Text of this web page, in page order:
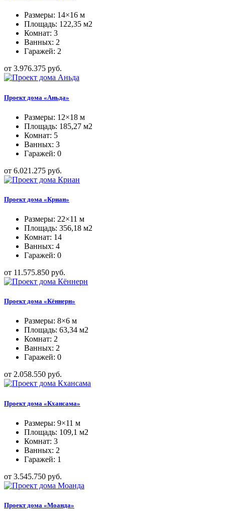
Размеры: 14×16 м
Площадь: 122,35 м2
Комнат: 3
Ванных: 2
Гаражей: 2
от 3.976.375 руб.
Проект дома «Аньда»
Размеры: 12×18 м
Площадь: 185,27 м2
Комнат: 5
Ванных: 3
Гаражей: 0
от 6.021.275 руб.
Проект дома «Криан»
Размеры: 22×11 м
Площадь: 356,18 м2
Комнат: 14
Ванных: 4
Гаражей: 0
от 11.575.850 руб.
Проект дома «Кённерн»
Размеры: 8×6 м
Площадь: 63,34 м2
Комнат: 2
Ванных: 2
Гаражей: 0
от 2.058.550 руб.
Проект дома «Кхансама»
Размеры: 9×11 м
Площадь: 109,1 м2
Комнат: 3
Ванных: 2
Гаражей: 1
от 3.545.750 руб.
Проект дома «Моанда»